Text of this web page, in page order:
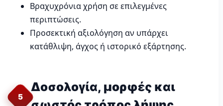
Βραχυχρόνια χρήση σε επιλεγμένες
περιπτώσεις.
Προσεκτική αξιολόγηση αν υπάρχει
κατάθλιψη, άγχος ή ιστορικό εξάρτησης.
5
Δοσολογία, μορφές και